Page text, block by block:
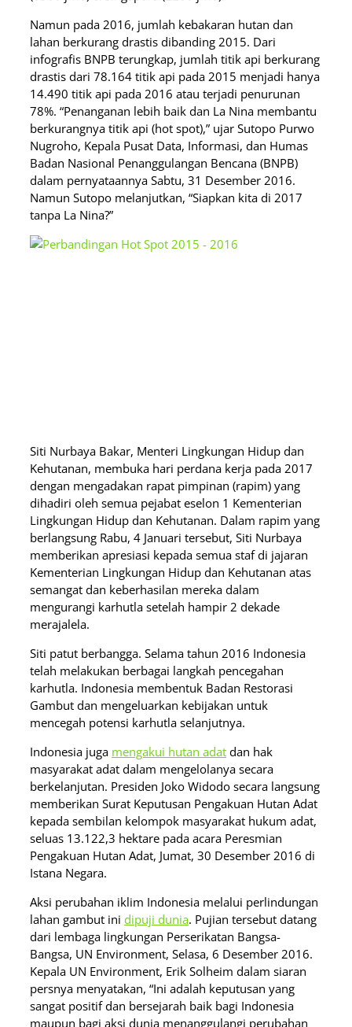
Namun pada 2016, jumlah kebakaran hutan dan
lahan berkurang drastis dibanding 2015. Dari
infografis BNPB terungkap, jumlah titik api berkurang
drastis dari 78.164 titik api pada 2015 menjadi hanya
14.490 titik api pada 2016 atau terjadi penurunan
78%. “Penanganan lebih baik dan La Nina membantu
berkurangnya titik api (hot spot),” ujar Sutopo Purwo
Nugroho, Kepala Pusat Data, Informasi, dan Humas
Badan Nasional Penanggulangan Bencana (BNPB)
dalam pernyataannya Sabtu, 31 Desember 2016.
Namun Sutopo melanjutkan, “Siapkan kita di 2017
tanpa La Nina?”
Siti Nurbaya Bakar, Menteri Lingkungan Hidup dan
Kehutanan, membuka hari perdana kerja pada 2017
dengan mengadakan rapat pimpinan (rapim) yang
dihadiri oleh semua pejabat eselon 1 Kementerian
Lingkungan Hidup dan Kehutanan. Dalam rapim yang
berlangsung Rabu, 4 Januari tersebut, Siti Nurbaya
memberikan apresiasi kepada semua staf di jajaran
Kementerian Lingkungan Hidup dan Kehutanan atas
semangat dan keberhasilan mereka dalam
mengurangi karhutla setelah hampir 2 dekade
merajalela.
Siti patut berbangga. Selama tahun 2016 Indonesia
telah melakukan berbagai langkah pencegahan
karhutla. Indonesia membentuk Badan Restorasi
Gambut dan mengeluarkan kebijakan untuk
mencegah potensi karhutla selanjutnya.
Indonesia juga mengakui hutan adat dan hak
masyarakat adat dalam mengelolanya secara
berkelanjutan. Presiden Joko Widodo secara langsung
memberikan Surat Keputusan Pengakuan Hutan Adat
kepada sembilan kelompok masyarakat hukum adat,
seluas 13.122,3 hektare pada acara Peresmian
Pengakuan Hutan Adat, Jumat, 30 Desember 2016 di
Istana Negara.
Aksi perubahan iklim Indonesia melalui perlindungan
lahan gambut ini dipuji dunia. Pujian tersebut datang
dari lembaga lingkungan Perserikatan Bangsa-
Bangsa, UN Environment, Selasa, 6 Desember 2016.
Kepala UN Environment, Erik Solheim dalam siaran
persnya menyatakan, “Ini adalah keputusan yang
sangat positif dan bersejarah baik bagi Indonesia
maupun bagi aksi dunia menanggulangi perubahan